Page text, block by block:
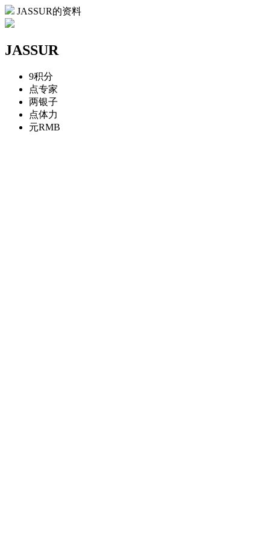
JASSUR的资料
JASSUR
9积分
点专家
两银子
点体力
元RMB